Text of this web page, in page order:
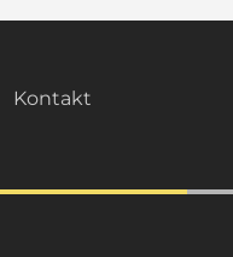
Kontakt